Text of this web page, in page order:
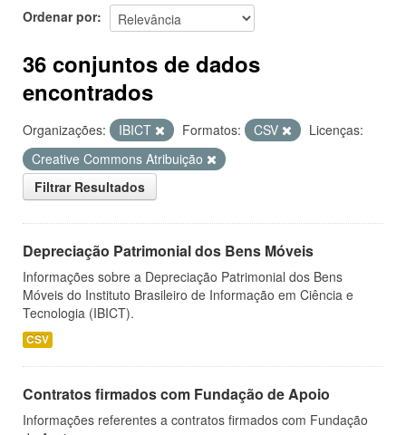
Ordenar por
36 conjuntos de dados
encontrados
Organizações: IBICT Formatos: CSV
Licenças:
Creative Commons Atribuição
Filtrar Resultados
Depreciação Patrimonial dos Bens Móveis
Informações sobre a Depreciação Patrimonial dos Bens
Móveis do Instituto Brasileiro de Informação em Ciência e
Tecnologia (IBICT).
CSV
Contratos firmados com Fundação de Apoio
Informações referentes a contratos firmados com Fundação